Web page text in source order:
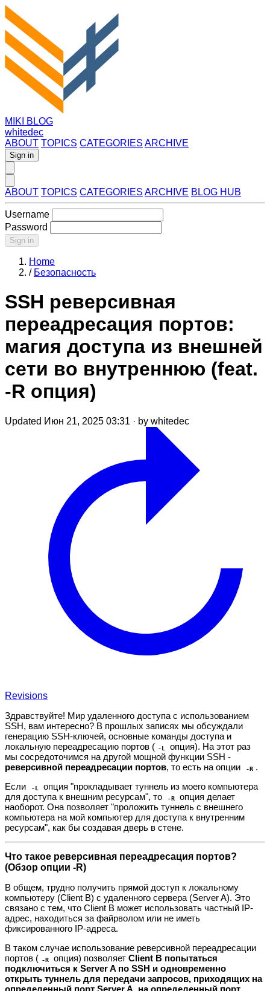
MIKI BLOG
whitedec
ABOUT TOPICS CATEGORIES ARCHIVE
Sign in
ABOUT TOPICS CATEGORIES ARCHIVE BLOG HUB
Username
Password
Sign in
Home
/ Безопасность
SSH реверсивная
переадресация портов:
магия доступа из внешней
сети во внутреннюю (feat.
-R опция)
Updated Июн 21, 2025 03:31 · by whitedec
Revisions
Здравствуйте! Мир удаленного доступа с использованием
SSH, вам интересно? В прошлых записях мы обсуждали
генерацию SSH-ключей, основные команды доступа и
локальную переадресацию портов ( -L
опция). На этот раз
мы сосредоточимся на другой мощной функции SSH -
реверсивной переадресации портов, то есть на опции -R .
Если
-L
опция "прокладывает туннель из моего компьютера
для доступа к внешним ресурсам", то
-R
опция делает
наоборот. Она позволяет "проложить туннель с внешнего
компьютера на мой компьютер для доступа к внутренним
ресурсам", как бы создавая дверь в стене.
Что такое реверсивная переадресация портов?
(Обзор опции -R)
В общем, трудно получить прямой доступ к локальному
компьютеру (Client B) с удаленного сервера (Server A). Это
связано с тем, что Client B может использовать частный IP-
адрес, находиться за файрволом или не иметь
фиксированного IP-адреса.
В таком случае использование реверсивной переадресации
портов ( -R опция) позволяетClient B попытаться
подключиться к Server A по SSH и одновременно
открыть туннель для передачи запросов, приходящих на
определенный порт Server A, на определенный порт